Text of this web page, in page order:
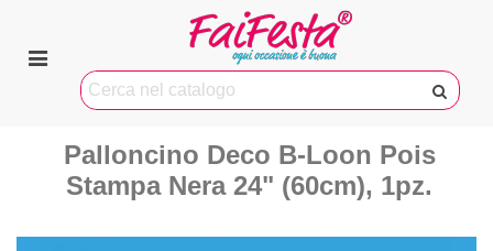
Palloncino Deco B-Loon Pois
Stampa Nera 24" (60cm), 1pz.